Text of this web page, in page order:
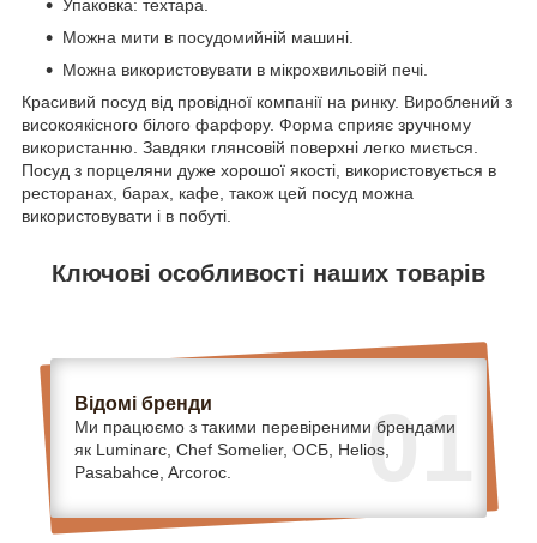
Упаковка: техтара.
Можна мити в посудомийній машині.
Можна використовувати в мікрохвильовій печі.
Красивий посуд від провідної компанії на ринку. Вироблений з
високоякісного білого фарфору. Форма сприяє зручному
використанню. Завдяки глянсовій поверхні легко миється.
Посуд з порцеляни дуже хорошої якості, використовується в
ресторанах, барах, кафе, також цей посуд можна
використовувати і в побуті.
Ключові особливості наших товарів
01
Відомі бренди
Ми працюємо з такими перевіреними брендами
як Luminarc, Chef Somelier, ОСБ, Helios,
Pasabahce, Arcoroc.